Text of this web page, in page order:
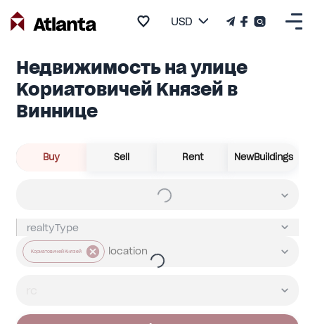
USD
Недвижимость на улице
Кориатовичей Князей в
Виннице
Buy Sell Rent NewBuildings
Кориатовичей Князей